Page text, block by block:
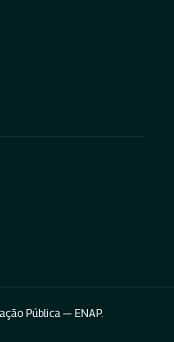
Pública — ENAP.